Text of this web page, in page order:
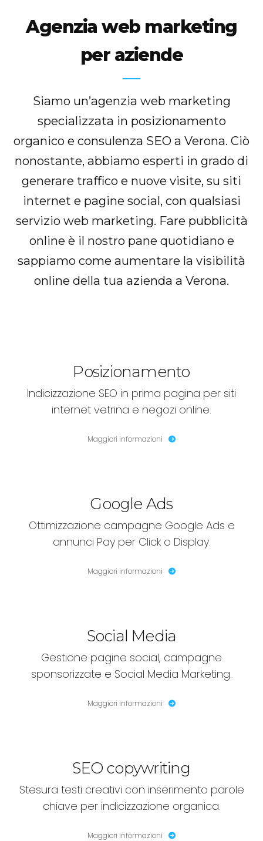
Agenzia web marketing
per aziende
Siamo un’agenzia web marketing
specializzata in posizionamento
organico e consulenza SEO a Verona. Ciò
nonostante, abbiamo esperti in grado di
generare traffico e nuove visite, su siti
internet e pagine social, con qualsiasi
servizio web marketing. Fare pubblicità
online è il nostro pane quotidiano e
sappiamo come aumentare la visibilità
online della tua azienda a Verona.
Posizionamento
Indicizzazione SEO in prima pagina per siti
internet vetrina e negozi online.
Maggiori informazioni
Google Ads
Ottimizzazione campagne Google Ads e
annunci Pay per Click o Display.
Maggiori informazioni
Social Media
Gestione pagine social, campagne
sponsorizzate e Social Media Marketing.
Maggiori informazioni
SEO copywriting
Stesura testi creativi con inserimento parole
chiave per indicizzazione organica.
Maggiori informazioni